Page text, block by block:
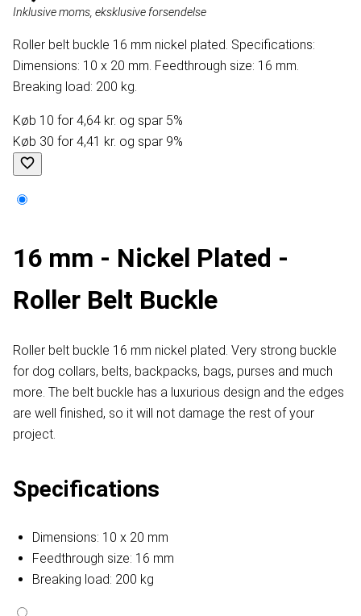
Inklusive moms, eksklusive forsendelse
Roller belt buckle 16 mm nickel plated. Specifications:
Dimensions: 10 x 20 mm. Feedthrough size: 16 mm.
Breaking load: 200 kg.
Køb 10 for 4,64 kr. og spar 5%
Køb 30 for 4,41 kr. og spar 9%
16 mm - Nickel Plated -
Roller Belt Buckle
Roller belt buckle 16 mm nickel plated. Very strong buckle
for dog collars, belts, backpacks, bags, purses and much
more. The belt buckle has a luxurious design and the edges
are well finished, so it will not damage the rest of your
project.
Specifications
Dimensions: 10 x 20 mm
Feedthrough size: 16 mm
Breaking load: 200 kg